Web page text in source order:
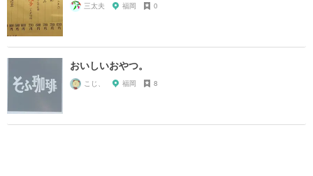
三太夫 福岡 0
おいしいおやつ。
こじ、 福岡 8